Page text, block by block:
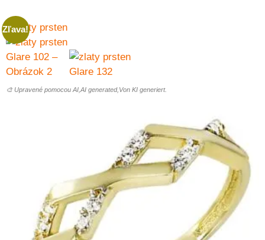
Zľava!
🎨 Upravené pomocou AI,AI generated,Von KI generiert.